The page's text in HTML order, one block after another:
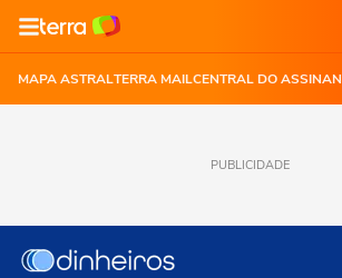
MAPA ASTRALTERRA MAILCENTRAL DO
PUBLICIDADE